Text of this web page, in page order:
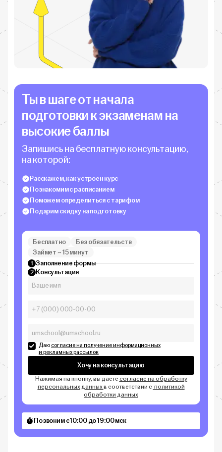
Ты в шаге от начала
подготовки к экзаменам на
высокие баллы
Запишись на бесплатную консультацию,
на которой:
Расскажем, как устроен курс
Познакомим с расписанием
Поможем определиться с тарифом
Подарим скидку на подготовку
Бесплатно
Без обязательств
Займет ~ 15 минут
1 Заполнение формы
2 Консультация
Даюсогласие на получение информационных
и рекламных рассылок
Хочу на консультацию
Нажимая на кнопку, вы даётесогласие на обработку
персональных данныхв соответствии с политикой
обработки данных
Позвоним с 10:00 до 19:00 мск